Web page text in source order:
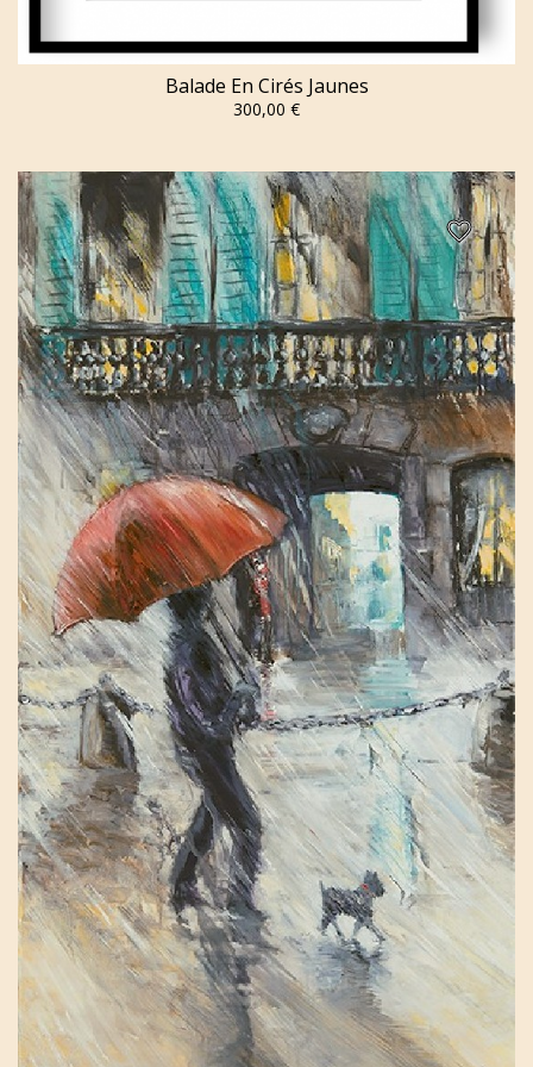
Balade En Cirés Jaunes
300,00 €
favorite_border